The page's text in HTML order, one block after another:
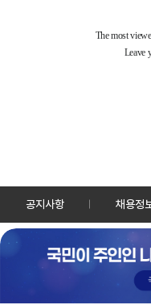
공지사항 채용정
30128 세종특별자치
Copyrightⓒ